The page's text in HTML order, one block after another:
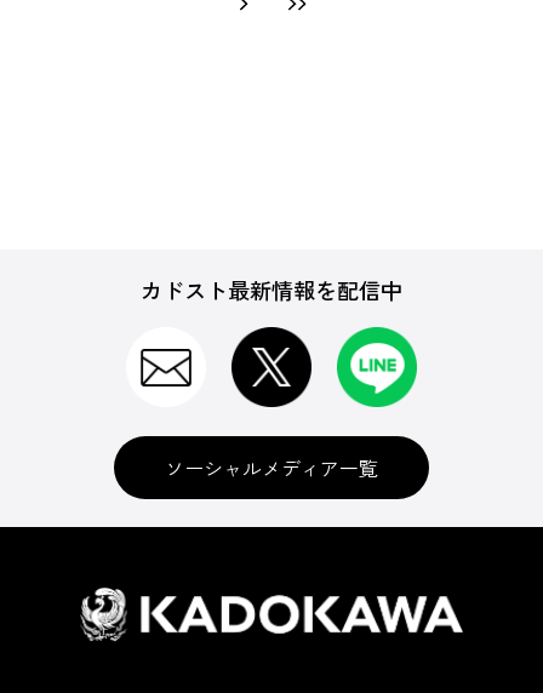
カドスト最新情報を配信中
ソーシャルメディア一覧